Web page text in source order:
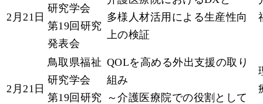
2月21日
研究学会
第19回研究
発表会
多様人材活用による生産性向
上の検証
2月21日
鳥取県福祉
研究学会
第19回研究
QOLを高める外出支援の取り
組み
～介護医療院での役割として